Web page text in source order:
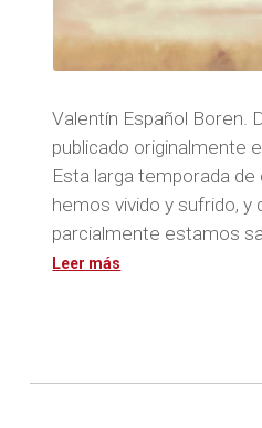
Valentín Español Boren.
publicado originalmente
Esta larga temporada
hemos vivido y sufrido, y
parcialmente estamos